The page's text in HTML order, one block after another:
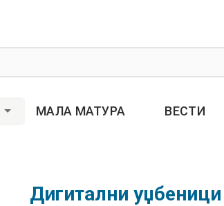
МАЛА МАТУРА ВЕСТИ
Дигитални уџбеници